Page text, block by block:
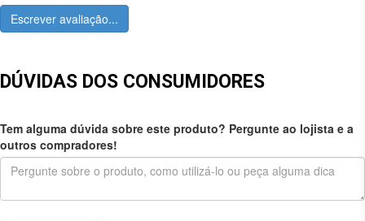
Escrever avaliação...
DÚVIDAS DOS CONSUMIDORES
Tem alguma dúvida sobre este produto? Pergunte ao lojista e a
outros compradores!